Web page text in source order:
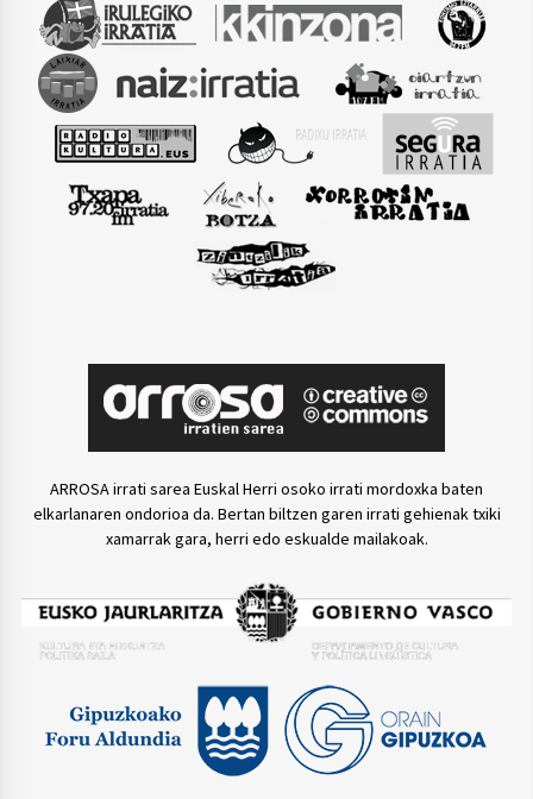
ARROSA irrati sarea Euskal Herri osoko irrati mordoxka baten
elkarlanaren ondorioa da. Bertan biltzen garen irrati gehienak txiki
xamarrak gara, herri edo eskualde mailakoak.